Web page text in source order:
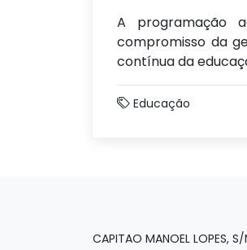
A programação
compromisso da
contínua da
Educação
CAPITAO MANOEL LOPES,